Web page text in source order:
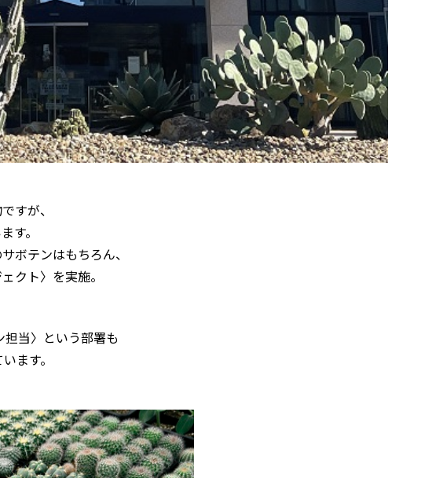
すが、
す。
ボテンはもちろん、
クト〉を実施。
当〉という部署も
ます。